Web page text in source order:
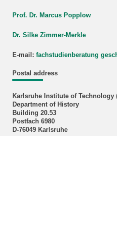
Prof. Dr. Marcus Popplow
Dr. Silke Zimmer-Merkle
E-mail: fachstudienberatung
Postal address
Karlsruhe Institute of Technology
Department of History
Building 20.53
Postfach 6980
D-76049 Karlsruhe